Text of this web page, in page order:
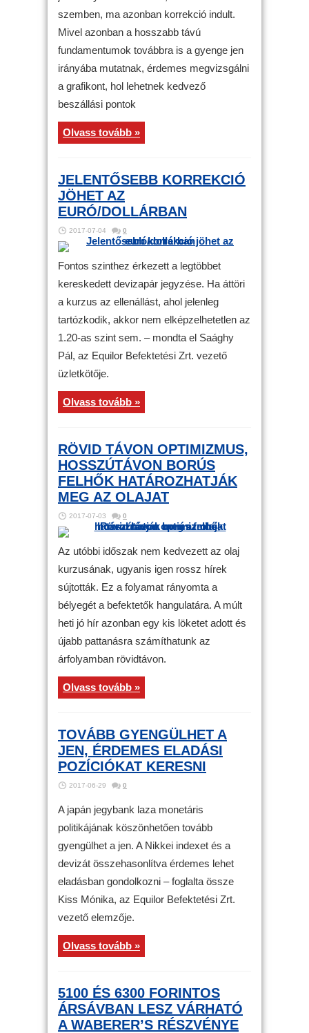
szemben, ma azonban korrekció indult.
Mivel azonban a hosszabb távú
fundamentumok továbbra is a gyenge jen
irányába mutatnak, érdemes megvizsgálni
a grafikont, hol lehetnek kedvező
beszállási pontok
Olvass tovább »
JELENTŐSEBB KORREKCIÓ
JÖHET AZ
EURÓ/DOLLÁRBAN
2017-07-04 0
Fontos szinthez érkezett a legtöbbet
kereskedett devizapár jegyzése. Ha áttöri
a kurzus az ellenállást, ahol jelenleg
tartózkodik, akkor nem elképzelhetetlen az
1.20-as szint sem. – mondta el Saághy
Pál, az Equilor Befektetési Zrt. vezető
üzletkötője.
Olvass tovább »
RÖVID TÁVON OPTIMIZMUS,
HOSSZÚTÁVON BORÚS
FELHŐK HATÁROZHATJÁK
MEG AZ OLAJAT
2017-07-03 0
Az utóbbi időszak nem kedvezett az olaj
kurzusának, ugyanis igen rossz hírek
sújtották. Ez a folyamat rányomta a
bélyegét a befektetők hangulatára. A múlt
heti jó hír azonban egy kis löketet adott és
újabb pattanásra számíthatunk az
árfolyamban rövidtávon.
Olvass tovább »
TOVÁBB GYENGÜLHET A
JEN, ÉRDEMES ELADÁSI
POZÍCIÓKAT KERESNI
2017-06-29 0
A japán jegybank laza monetáris
politikájának köszönhetően tovább
gyengülhet a jen. A Nikkei indexet és a
devizát összehasonlítva érdemes lehet
eladásban gondolkozni – foglalta össze
Kiss Mónika, az Equilor Befektetési Zrt.
vezető elemzője.
Olvass tovább »
5100 ÉS 6300 FORINTOS
ÁRSÁVBAN LESZ VÁRHATÓ
A WABERER’S RÉSZVÉNYE